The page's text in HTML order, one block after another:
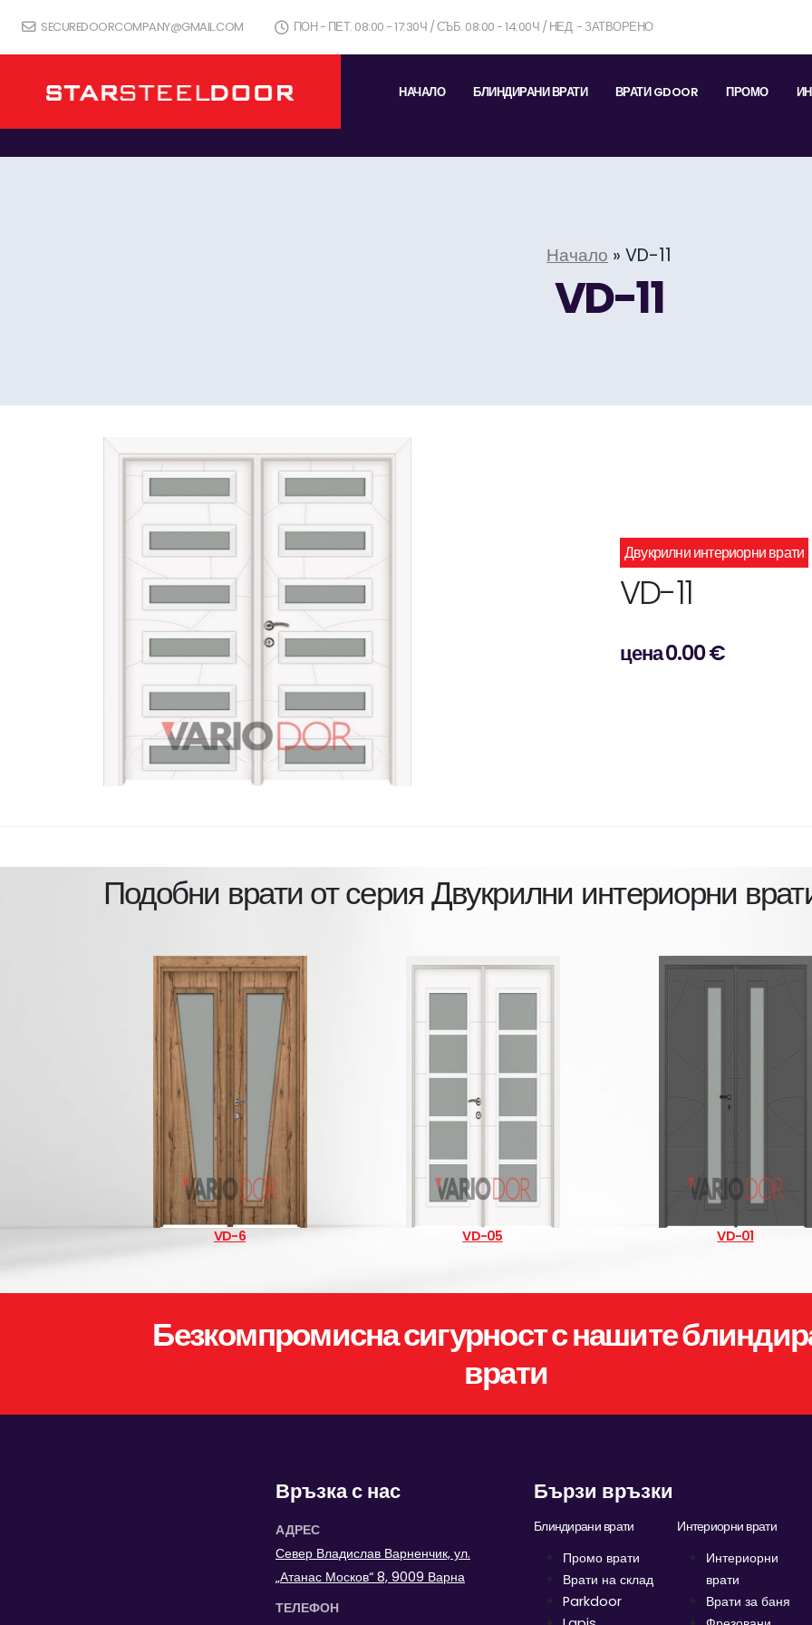
SECUREDOORCOMPANY@GMAIL.COM ПОН - ПЕТ. 08:00 - 17:30Ч / СЪБ. 08:00 - 14:00Ч / НЕД. - ЗАТВОРЕНО
НАЧАЛО БЛИНДИРАНИ ВРАТИ ВРАТИ GDOOR ПРОМО
Начало » VD-11
VD-11
Двукрилни интериорни врати
VD-11
цена 0.00 €
Подобни врати от серияДвукрилни интериорни
VD-6 VD-05 VD-01
Безкомпромисна сигурност с нашите
врати
Връзка с нас
АДРЕС
Север Владислав Варненчик, ул.
„Атанас Москов“ 8, 9009 Варна
ТЕЛЕФОН
Бързи връзки
Блиндирани врати
Промо врати
Врати на склад
Parkdoor
Интериорни врати
Интериорни
врати
Врати за баня